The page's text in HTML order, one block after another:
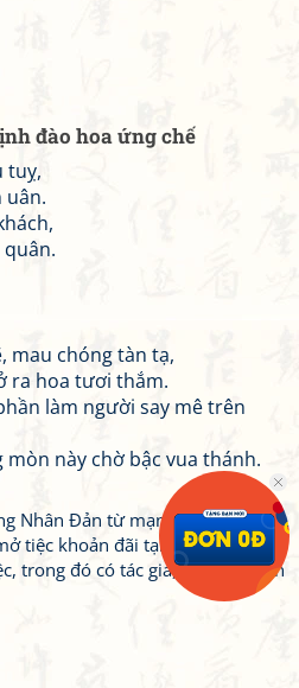
đào hoa ứng chế
tuỵ,
uân.
mau chóng tàn tạ,
ra hoa tươi thắm.
làm người say mê trên
này chờ bậc vua thánh.
Nhân Đản từ mạn bắc nhập
tiệc khoản đãi tại vườn đào. Lại
trong đó có tác giả, làm thơ vịnh